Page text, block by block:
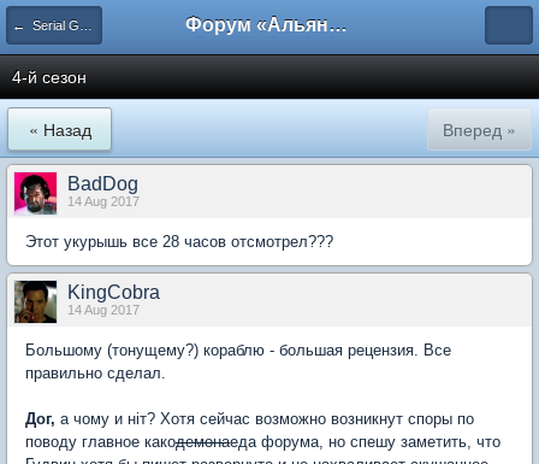
← Serial Gubernator Форум «Альянса вольных переводчиков»
4-й сезон
« Назад Вперед »
BadDog
14 Aug 2017
Этот укурышь все 28 часов отсмотрел???
KingCobra
14 Aug 2017
Большому (тонущему?) кораблю - большая рецензия. Все
правильно сделал.
Дог, а чому и нiт? Хотя сейчас возможно возникнут споры по
поводу главное какодемонаеда форума, но спешу заметить, что